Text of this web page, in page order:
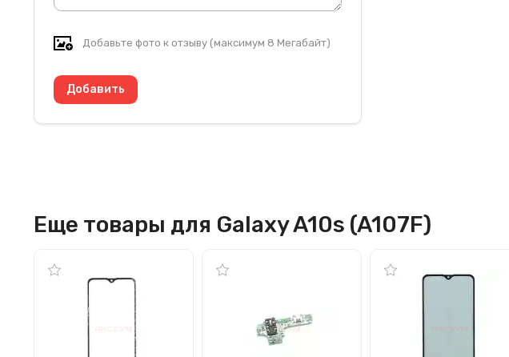
Добавьте фото к отзыву (максимум 8 Мегабайт)
Еще товары для Galaxy A10s (A107F)